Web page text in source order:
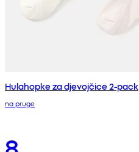
Hulahopke za djevojčice 2-pack
na pruge